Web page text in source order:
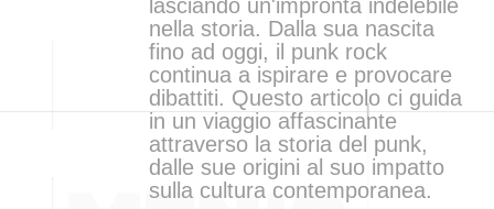
lasciando un'impronta indelebile
nella storia. Dalla sua nascita
fino ad oggi, il punk rock
continua a ispirare e provocare
dibattiti. Questo articolo ci guida
in un viaggio affascinante
attraverso la storia del punk,
dalle sue origini al suo impatto
sulla cultura contemporanea.